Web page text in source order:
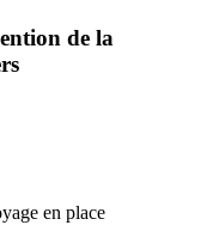
de la
en place